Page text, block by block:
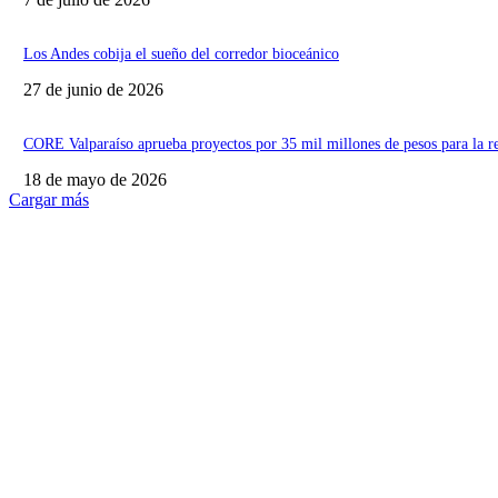
Los Andes cobija el sueño del corredor bioceánico
27 de junio de 2026
CORE Valparaíso aprueba proyectos por 35 mil millones de pesos para la
18 de mayo de 2026
Cargar más